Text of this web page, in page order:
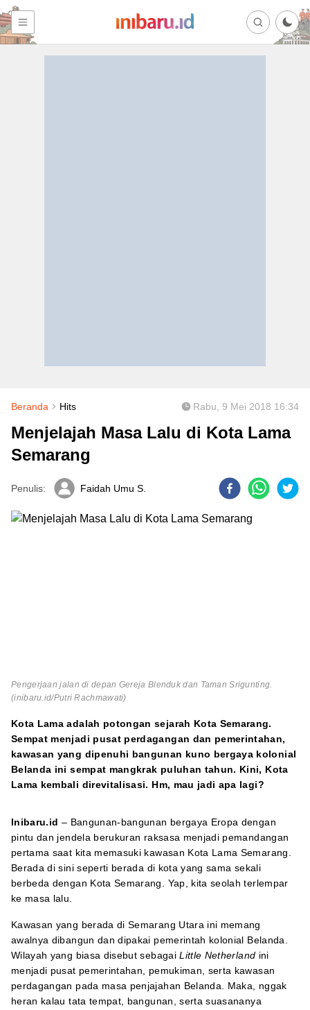
Beranda Hits Rabu, 9 Mei 2018 16:34
Menjelajah Masa Lalu di Kota Lama
Semarang
Penulis: Faidah Umu S.
Pengerjaan jalan di depan Gereja Blenduk dan Taman Srigunting.
(inibaru.id/Putri Rachmawati)
Kota Lama adalah potongan sejarah Kota Semarang.
Sempat menjadi pusat perdagangan dan pemerintahan,
kawasan yang dipenuhi bangunan kuno bergaya kolonial
Belanda ini sempat mangkrak puluhan tahun. Kini, Kota
Lama kembali direvitalisasi. Hm, mau jadi apa lagi?
Inibaru.id – Bangunan-bangunan bergaya Eropa dengan
pintu dan jendela berukuran raksasa menjadi pemandangan
pertama saat kita memasuki kawasan Kota Lama Semarang.
Berada di sini seperti berada di kota yang sama sekali
berbeda dengan Kota Semarang. Yap, kita seolah terlempar
ke masa lalu.
Kawasan yang berada di Semarang Utara ini memang
awalnya dibangun dan dipakai pemerintah kolonial Belanda.
Wilayah yang biasa disebut sebagaiLittle Netherland ini
menjadi pusat pemerintahan, pemukiman, serta kawasan
perdagangan pada masa penjajahan Belanda. Maka, nggak
heran kalau tata tempat, bangunan, serta suasananya